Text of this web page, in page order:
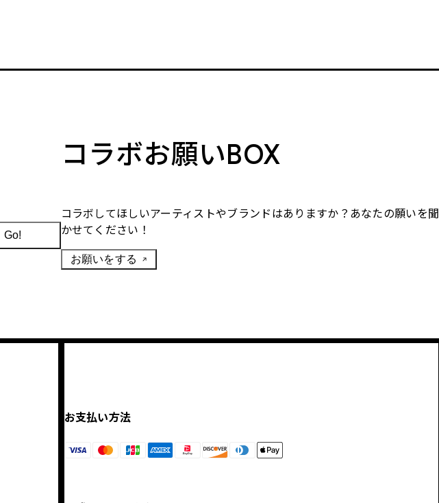
Go!
コラボお願いBOX
コラボしてほしいアーティストやブランドはありますか？あなたの願いを聞
かせてください！
お願いをする
お支払い方法